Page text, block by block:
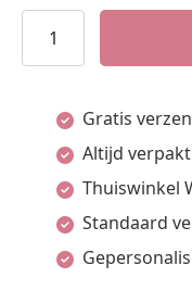
Ronde
Kreeft
Hanger
Goud
Names4ever
Gratis
Altijd
Thuiswinkel
Standaard